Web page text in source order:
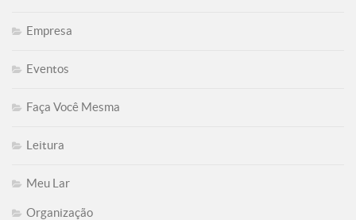
Empresa
Eventos
Faça Você Mesma
Leitura
Meu Lar
Organização